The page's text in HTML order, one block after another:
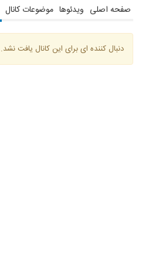
صفحه اصلی ویدئوها موضوعات کانال
دنبال کننده ای برای این کانال یافت نشد.